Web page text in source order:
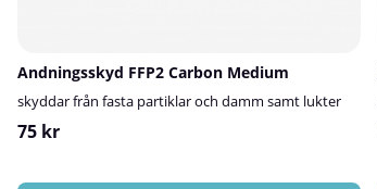
Andningsskyd FFP2 Carbon Medium
skyddar från fasta partiklar och damm samt lukter
75 kr